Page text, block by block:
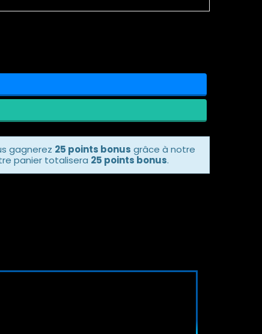
gagnerez 25 points bonus grâce à notre
panier totalisera 25 points bonus.